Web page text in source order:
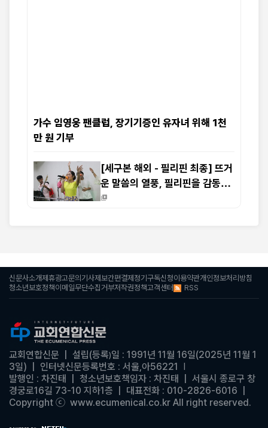
가수 임영웅 팬클럽, 장기기증인 유자녀 위해 1천
만 원 기부
[세구본 해외 - 필리핀 최종] 뜨거
운 말씀의 열풍, 필리핀을 감동으
로 물들이다
신문사소개제휴광고문의기사제보간편결제정기구독신청이용약관개인정보처리방침
청소년보호정책이메일무단수집거부저작권정책고객센터 RSS
교회연합신문 | 설립(등록)일 : 1991년 11월 16일(2025년 11월 1
3일)
인터넷신문등록번호 : 서울,아56221
발행인 : 차진태 | 청소년보호책임자 : 차진태
| 서울시 종로구 창
경궁로16길 73-10 지하1층 | 대표전화 : 010-2826-6016
Copyright ⓒ www.ecumenical.co.kr All right reserved.